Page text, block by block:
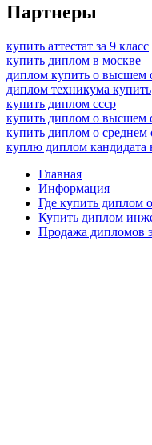
Партнеры
купить аттестат за 9 класс
купить диплом в москве
диплом купить о высшем
диплом техникума купить
купить диплом ссср
купить диплом о высшем
купить диплом о среднем
куплю диплом кандидата
Главная
Информация
Где купить диплом
Купить диплом
Продажа дипломов